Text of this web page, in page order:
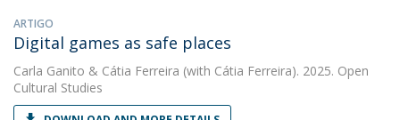
ARTIGO
Digital games as safe places
Carla Ganito & Cátia Ferreira (with Cátia Ferreira). 2025. Open
Cultural Studies